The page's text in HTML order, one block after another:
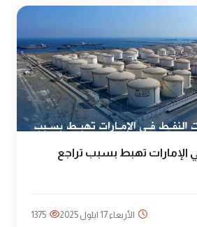
الإمارات تهبط بسبب تراجع
الأربعاء 17 ايلول 2025 1375